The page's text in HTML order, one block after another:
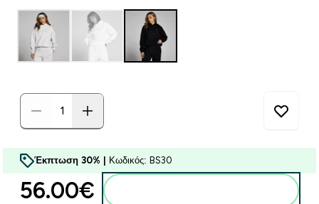
Έκπτωση 30% | Κωδικός: BS30
56.00€‎